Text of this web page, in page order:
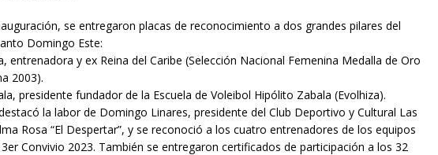
se entregaron placas de reconocimiento a dos grandes pilares del
Domingo Este:
entrenadora y ex Reina del Caribe (Selección Nacional Femenina Medalla de Oro
2003).
presidente fundador de la Escuela de Voleibol Hipólito Zabala (Evolhiza).
la labor de Domingo Linares, presidente del Club Deportivo y Cultural Las
Rosa “El Despertar”, y se reconoció a los cuatro entrenadores de los equipos
Convivio 2023. También se entregaron certificados de participación a los 32